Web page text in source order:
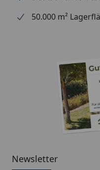
50.000 m²
Newsletter